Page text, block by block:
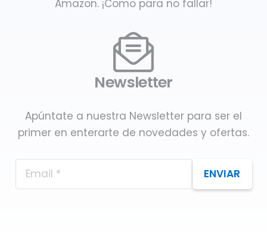
Amazon. ¡Como para no fallar!
Newsletter
Apúntate a nuestra Newsletter para ser el
primer en enterarte de novedades y ofertas.
ENVIAR